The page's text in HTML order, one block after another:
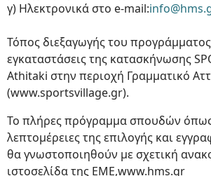
γ) Ηλεκτρονικά στο e-mail:
Τόπος διεξαγωγής του προγράμματος
εγκαταστάσεις της κατασκήνωσης
Athitaki στην περιοχή Γραμματικό
(www.sportsvillage.gr).
Το πλήρες πρόγραμμα σπουδών όπως
λεπτομέρειες της επιλογής και
θα γνωστοποιηθούν με σχετική
ιστοσελίδα της ΕΜΕ,www.hms.gr